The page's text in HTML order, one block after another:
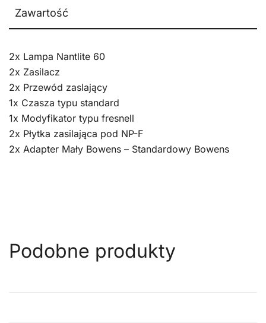
Zawartość
2x Lampa Nantlite 60
2x Zasilacz
2x Przewód zaslający
1x Czasza typu standard
1x Modyfikator typu fresnell
2x Płytka zasilająca pod NP-F
2x Adapter Mały Bowens – Standardowy Bowens
Podobne produkty